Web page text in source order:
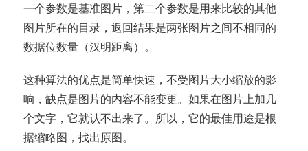
一个参数是基准图片，第二个参数是用来比较的其他
图片所在的目录，返回结果是两张图片之间不相同的
数据位数量（汉明距离）。
这种算法的优点是简单快速，不受图片大小缩放的影
响，缺点是图片的内容不能变更。如果在图片上加几
个文字，它就认不出来了。所以，它的最佳用途是根
据缩略图，找出原图。